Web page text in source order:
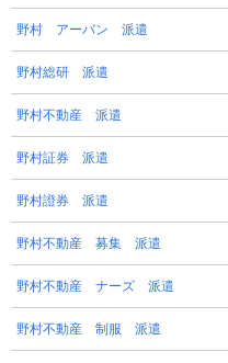
野村 アーバン 派遣
野村総研 派遣
野村不動産 派遣
野村証券 派遣
野村證券 派遣
野村不動産 募集 派遣
野村不動産 ナーズ 派遣
野村不動産 制服 派遣